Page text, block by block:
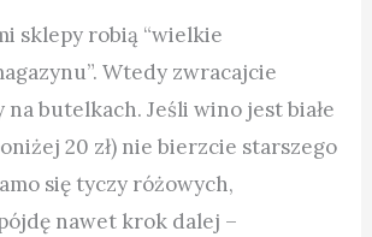
sklepy robią “wielkie
Wtedy zwracajcie
na butelkach. Jeśli wino jest białe
20 zł) nie bierzcie starszego
się tyczy różowych,
nawet krok dalej –